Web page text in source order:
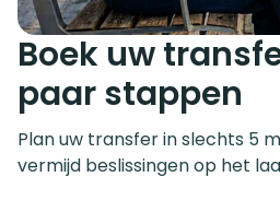
Boek uw
paar stappen
Plan uw transfer in slechts 5
vermijd beslissingen op het